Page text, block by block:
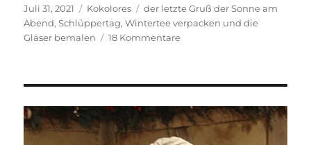
Veröffentlicht
am
Juli 31, 2021 Kategorien
Kokolores Schlagwörter
der letzte Gruß der Sonne am
Abend,Schlüppertag,Wintertee verpacken und die
Gläser bemalen
18 Kommentarezu
gesagt:
„Heute
ist